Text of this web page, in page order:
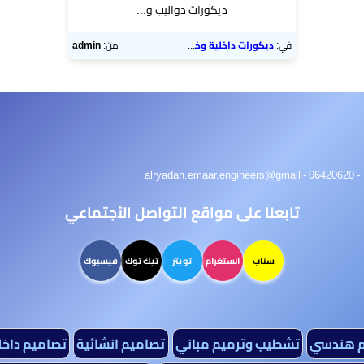
ديكورات دواليب و...
في:ديكورات داخلية وخارجية من:admin
تابعنا على مواقع التواصل الأجتماعي
سناب انستغرام تويتر تيك توك فيسبوك
هندسي تشطيب وترميم مباني تصاميم انشائية تصاميم